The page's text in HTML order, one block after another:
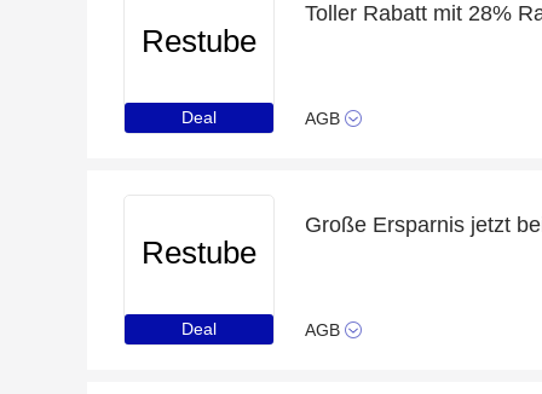
Restube
Deal
Toller Rabatt mit 28%
AGB
Restube
Deal
Große Ersparnis jetzt
AGB